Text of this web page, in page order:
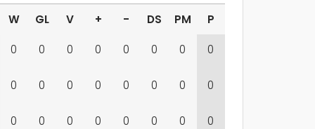
W GL V + - DS PM P
0 0 0 0 0 0 0 0
0 0 0 0 0 0 0 0
0 0 0 0 0 0 0 0